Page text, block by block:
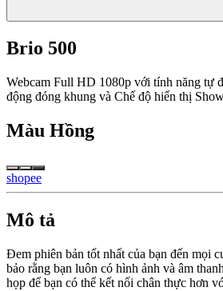
Brio 500
Webcam Full HD 1080p với tính năng tự
động đóng khung và Chế độ hiển thị
Màu Hồng
shopee
Mô tả
Đem phiên bản tốt nhất của bạn đến mọi
bảo rằng bạn luôn có hình ảnh và âm
họp để bạn có thể kết nối chân thực hơn